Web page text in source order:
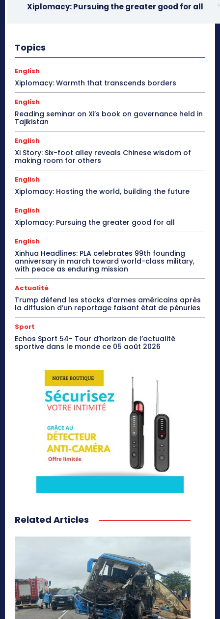
Xiplomacy: Pursuing the greater good for all
Topics
English
Xiplomacy: Warmth that transcends borders
English
Reading seminar on Xi’s book on governance held in
Tajikistan
English
Xi Story: Six-foot alley reveals Chinese wisdom of
making room for others
English
Xiplomacy: Hosting the world, building the future
English
Xiplomacy: Pursuing the greater good for all
English
Xinhua Headlines: PLA celebrates 99th founding
anniversary in march toward world-class military,
with peace as enduring mission
Actualité
Trump défend les stocks d’armes américains après
la diffusion d’un reportage faisant état de pénuries
Sport
Echos Sport 54- Tour d’horizon de l’actualité
sportive dans le monde ce 05 août 2026
Related Articles